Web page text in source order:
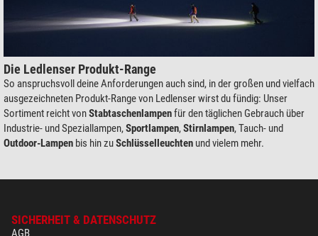
Die Ledlenser Produkt-Range
So anspruchsvoll deine Anforderungen auch sind, in der großen und vielfach
ausgezeichneten Produkt-Range von Ledlenser wirst du fündig: Unser
Sortiment reicht vonStabtaschenlampenfür den täglichen Gebrauch über
Industrie- und Speziallampen,Sportlampen,Stirnlampen, Tauch- und
Outdoor-Lampen bis hin zuSchlüsselleuchten und vielem mehr.
SICHERHEIT & DATENSCHUTZ
AGB